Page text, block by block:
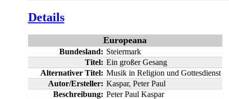
Details
Europeana
Bundesland: Steiermark
Titel: Ein großer Gesang
Alternativer Titel: Musik in Religion und Gottesdienst
Autor/Ersteller: Kaspar, Peter Paul
Beschreibung: Peter Paul Kaspar